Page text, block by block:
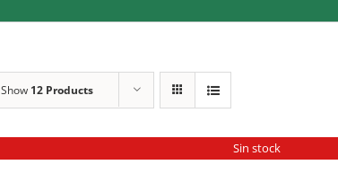
Show 12 Products
Sin stock